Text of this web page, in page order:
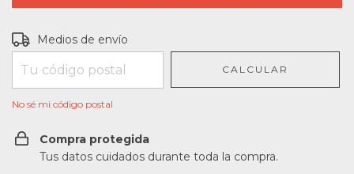
Entregas para el CP:
Medios de envío
CALCULAR
No sé mi código postal
Compra protegida
Tus datos cuidados durante toda la compra.